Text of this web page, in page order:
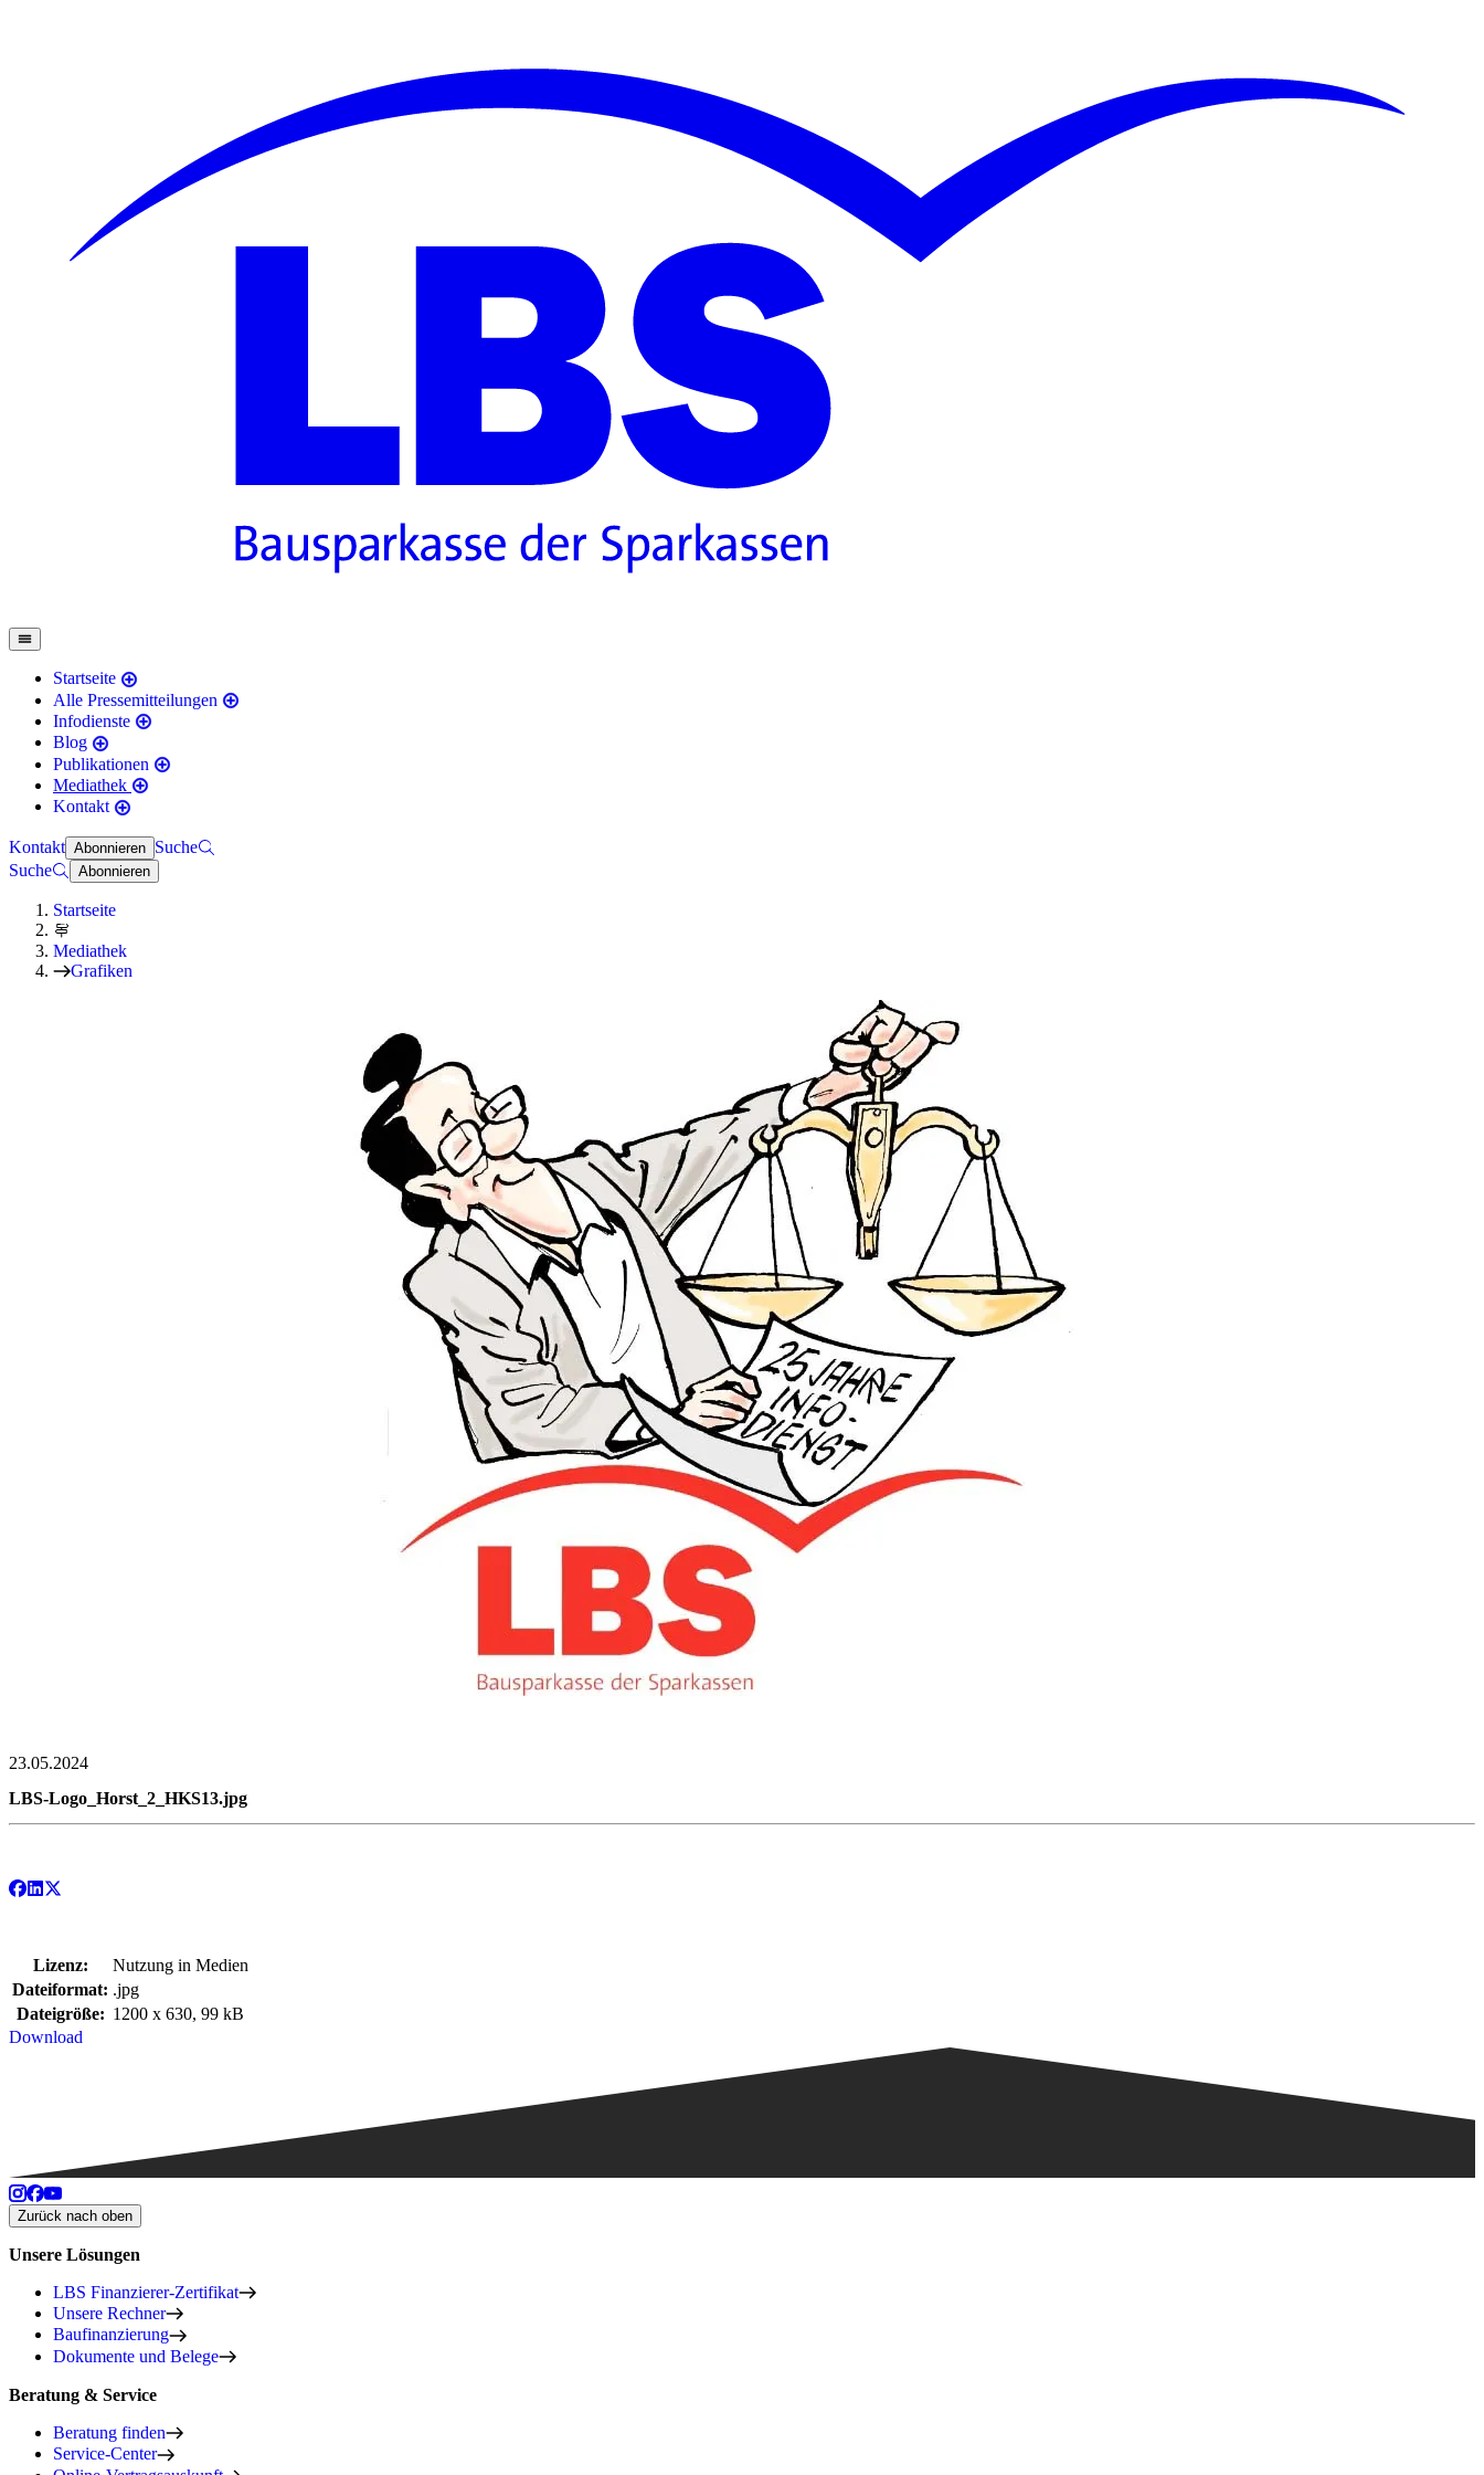
Startseite
Alle Pressemitteilungen
Infodienste
Blog
Publikationen
Mediathek
Kontakt
Kontakt Abonnieren Suche
Suche
Abonnieren
Startseite
Mediathek
Grafiken
23.05.2024
LBS-Logo_Horst_2_HKS13.jpg
Lizenz:
Nutzung in Medien
Dateiformat: .jpg
Dateigröße: 1200 x 630, 99 kB
Download
Zurück nach oben
Unsere Lösungen
LBS Finanzierer-Zertifikat
Unsere Rechner
Baufinanzierung
Dokumente und Belege
Beratung & Service
Beratung finden
Service-Center